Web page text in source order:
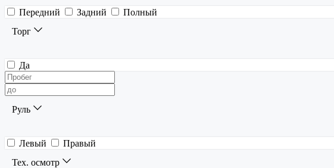
Передний Задний
Полный
Торг
Да
Руль
Левый
Правый
Тех. осмотр